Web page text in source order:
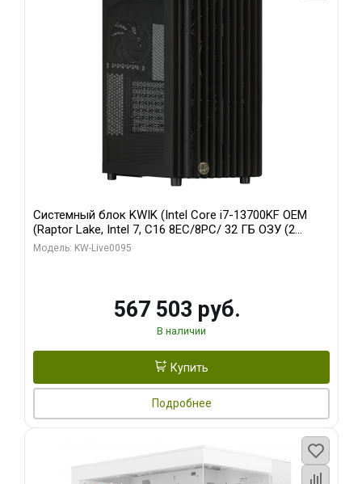
Системный блок KWIK (Intel Core i7-13700KF OEM
(Raptor Lake, Intel 7, C16 8EC/8PC/ 32 ГБ ОЗУ (2
модуля)/ Afox RTX4090 24GB GDDR6X 384-Bit 3xDP
Модель: KW-Live0095
567 503 руб.
В наличии
Купить
Подробнее